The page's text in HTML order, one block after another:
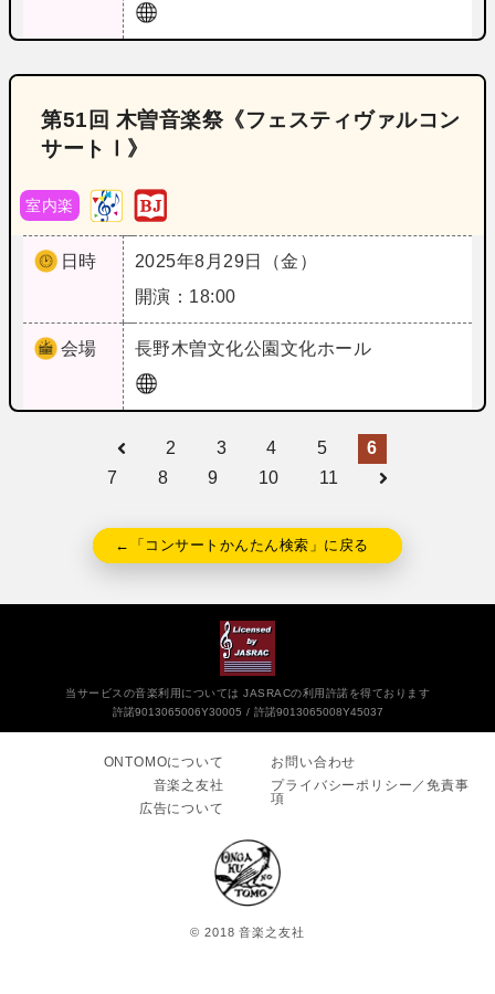
第51回 木曽音楽祭《フェスティヴァルコン
サートⅠ》
室内楽
日時
2025年8月29日（金）
開演：18:00
会場 長野木曽文化公園文化ホール
2 3 4 5
6
7
8 9 10 11
←「コンサートかんたん検索」に戻る
当サービスの音楽利用については JASRACの利用許諾を得ております
許諾9013065006Y30005
許諾9013065008Y45037
ONTOMOについて
音楽之友社
広告について
お問い合わせ
プライバシーポリシー／免責事
項
© 2018 音楽之友社